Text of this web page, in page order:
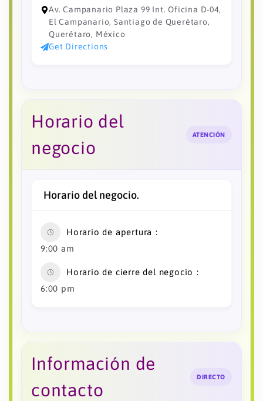
Av. Campanario Plaza 99 Int. Oficina D-04,
El Campanario, Santiago de Querétaro,
Querétaro, México
Get Directions
Horario del
negocio
ATENCIÓN
Horario del negocio.
Horario de apertura
9:00 am
Horario de cierre del negocio
6:00 pm
Información de
contacto
DIRECTO